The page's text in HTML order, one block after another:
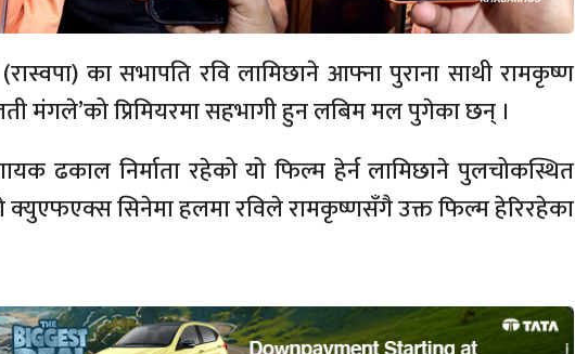
(रास्वपा) का सभापति रवि लामिछाने आफ्ना पुराना साथी रामकृष्ण
मंगले’को प्रिमियरमा सहभागी हुन लबिम मल पुगेका छन् ।
ढकाल निर्माता रहेको यो फिल्म हेर्न लामिछाने पुलचोकस्थित
क्युएफएक्स सिनेमा हलमा रविले रामकृष्णसँगै उक्त फिल्म हेरिरहेका